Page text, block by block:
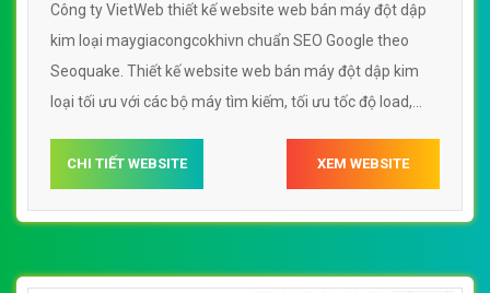
Công ty VietWeb thiết kế website web bán máy đột dập
kim loại maygiacongcokhivn chuẩn SEO Google theo
Seoquake. Thiết kế website web bán máy đột dập kim
loại tối ưu với các bộ máy tìm kiếm, tối ưu tốc độ load,
lướt website web bán máy đột dập kim loại
maygiacongcokhivn
CHI TIẾT WEBSITE XEM WEBSITE